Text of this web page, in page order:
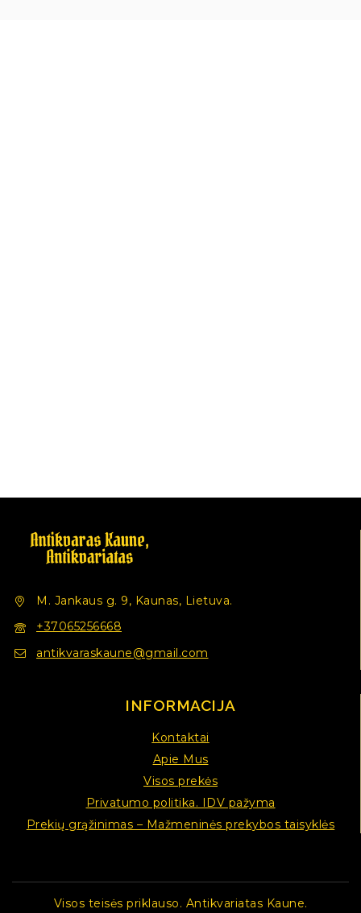
M. Jankaus g. 9, Kaunas, Lietuva.
+37065256668
antikvaraskaune@gmail.com
INFORMACIJA
Kontaktai
Apie Mus
Visos prekės
Privatumo politika. IDV pažyma
Prekių grąžinimas – Mažmeninės prekybos taisyklės
Visos teisės priklauso. Antikvariatas Kaune.